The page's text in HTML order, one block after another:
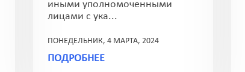
иными уполномоченными
лицами с ука...
ПОНЕДЕЛЬНИК, 4 МАРТА, 2024
ПОДРОБНЕЕ